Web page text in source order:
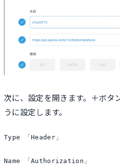
次に、設定を開きます。＋ボタ
うに設定します。
Type 「Header」
Name 「Authorization」